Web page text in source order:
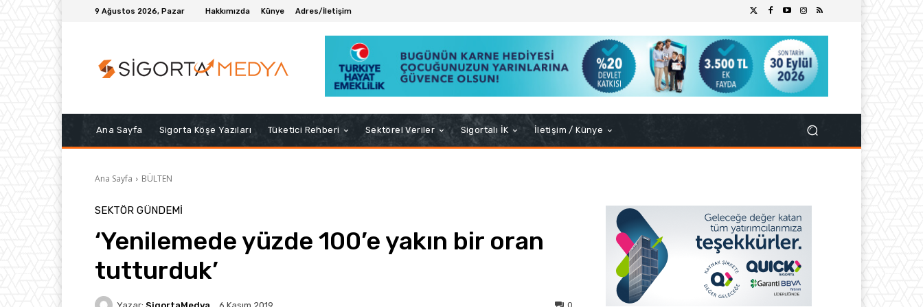
9 Ağustos 2026, Pazar Hakkımızda Künye Adres/İletişim
Ana Sayfa Sigorta Köşe Yazıları Tüketici Rehberi Sektörel Veriler Sigortalı İK İletişim / Künye
Ana Sayfa BÜLTEN
SEKTÖR GÜNDEMİ
‘Yenilemede yüzde 100’e yakın bir oran
tutturduk’